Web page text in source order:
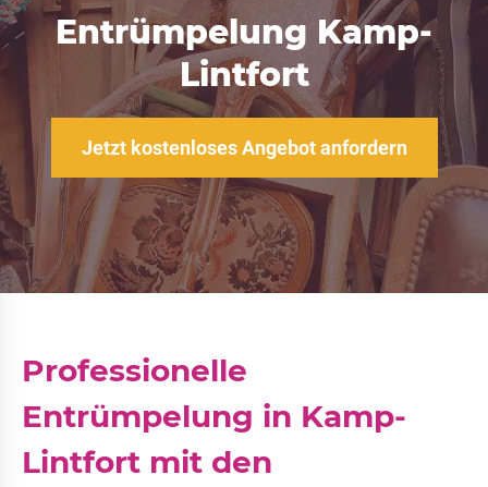
Entrümpelung Kamp-
Lintfort
Jetzt kostenloses Angebot anfordern
Professionelle
Entrümpelung in Kamp-
Lintfort mit den